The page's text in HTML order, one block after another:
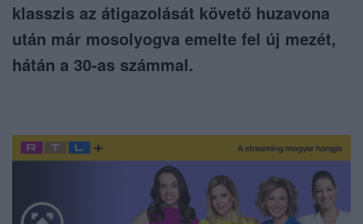
klasszis az átigazolását követő huzavona
után már mosolyogva emelte fel új mezét,
hátán a 30-as számmal.